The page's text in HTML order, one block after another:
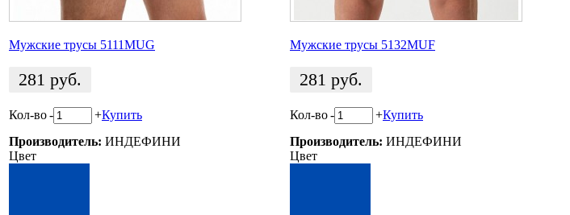
Мужские трусы 5111MUG
281 руб.
Кол-во- +Купить
Производитель: ИНДЕФИНИ
Цвет
Мужские трусы 5132MUF
281 руб.
Кол-во- +Купить
Производитель: ИНДЕФИНИ
Цвет